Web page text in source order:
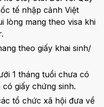
tế nhập cảnh Việt
lòng mang theo visa khi
theo giấy khai sinh/
1 tháng tuổi chưa có
giấy chứng sinh.
tổ chức xã hội đưa về